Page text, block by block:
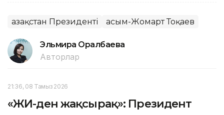
Қазақстан Президенті Қасым-Жомарт Тоқаев
Эльмира Оралбаева
Авторлар
21:36, 08 Тамыз 2026
«ЖИ-ден жақсырақ»: Президент